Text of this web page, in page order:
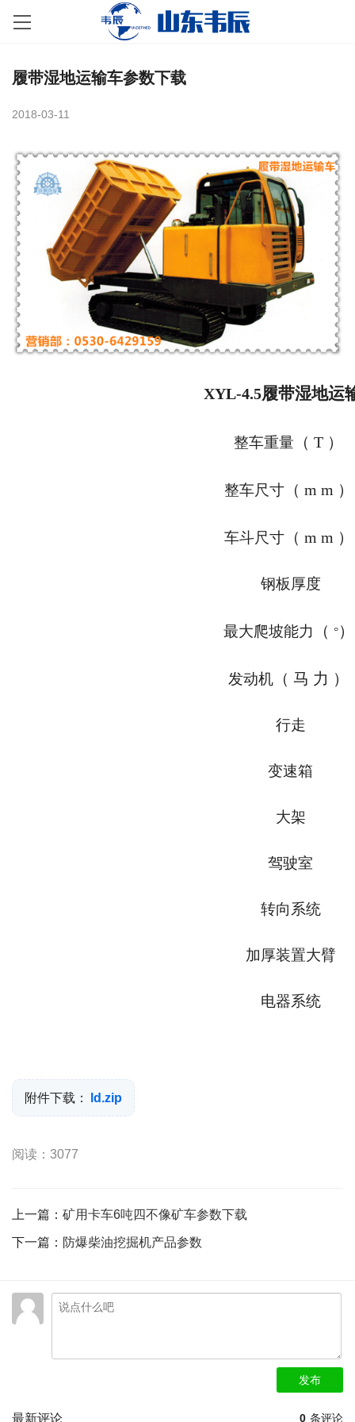
履带湿地运输车参数下载
2018-03-11
XYL-4.5履带湿地运
整车重量 （ T ）
整车尺寸（ mm
车斗尺寸（ mm
钢板厚度
最大爬坡能力 （ °
发动机 （ 马力 ）
行走
变速箱
大架
驾驶室
转向系统
加厚装置大臂
电器系统
附件下载： ld.zip
阅读：3077
上一篇： 矿用卡车6吨四不像矿车参数下载
下一篇： 防爆柴油挖掘机产品参数
发布
0 条评论
最新评论